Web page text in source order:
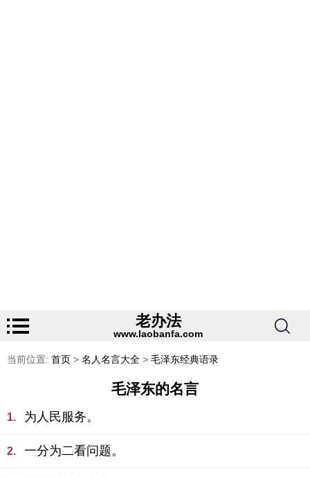
老办法
www.laobanfa.com
当前位置: 首页 > 名人名言大全 > 毛泽东经典语录
毛泽东的名言
1. 为人民服务。
2. 一分为二看问题。